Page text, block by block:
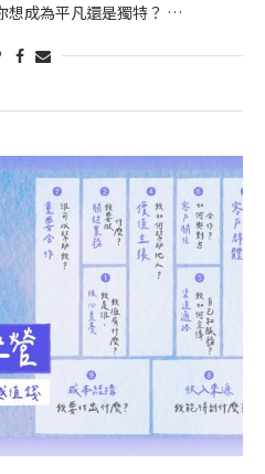
想成為平凡還是獨特？ …